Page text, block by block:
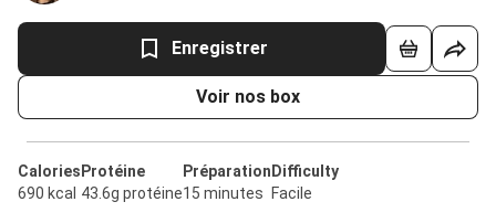
Enregistrer
Voir nos box
Calories
690 kcal
Protéine
43.6g protéine
Préparation
15 minutes
Difficulty
Facile